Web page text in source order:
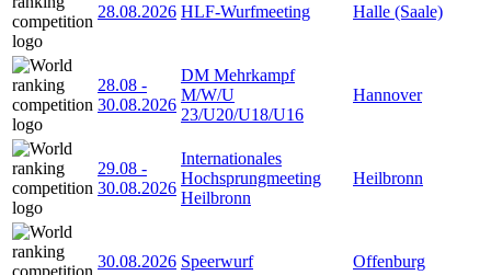
28.08.2026 HLF-Wurfmeeting Halle (Saale)
28.08 -
30.08.2026
DM Mehrkampf
M/W/U
23/U20/U18/U16
Hannover
29.08 -
30.08.2026
Internationales
Hochsprungmeeting
Heilbronn
Heilbronn
30.08.2026 Speerwurf Offenburg